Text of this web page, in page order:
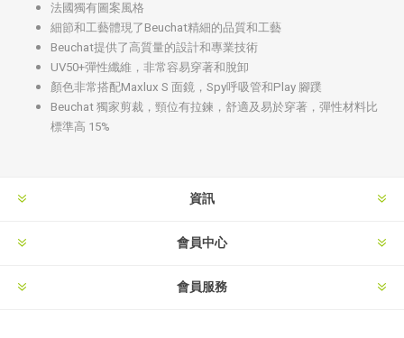
法國獨有圖案風格
細節和工藝體現了Beuchat精細的品質和工藝
Beuchat提供了高質量的設計和專業技術
UV50+彈性纖維，非常容易穿著和脫卸
顏色非常搭配Maxlux S 面鏡，Spy呼吸管和Play 腳蹼
Beuchat 獨家剪裁，頸位有拉鍊，舒適及易於穿著，彈性材料比
標準高 15%
資訊
會員中心
會員服務